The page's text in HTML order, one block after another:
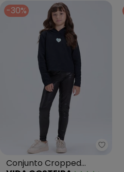
-30%
Conjunto Cropped